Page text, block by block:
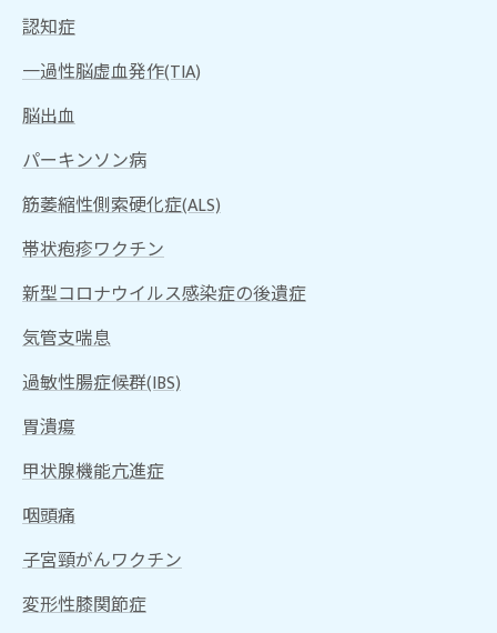
認知症
一過性脳虚血発作(TIA)
脳出血
パーキンソン病
筋萎縮性側索硬化症(ALS)
帯状疱疹ワクチン
新型コロナウイルス感染症の後遺症
気管支喘息
過敏性腸症候群(IBS)
胃潰瘍
甲状腺機能亢進症
咽頭痛
子宮頸がんワクチン
変形性膝関節症